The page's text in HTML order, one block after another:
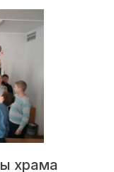
храма